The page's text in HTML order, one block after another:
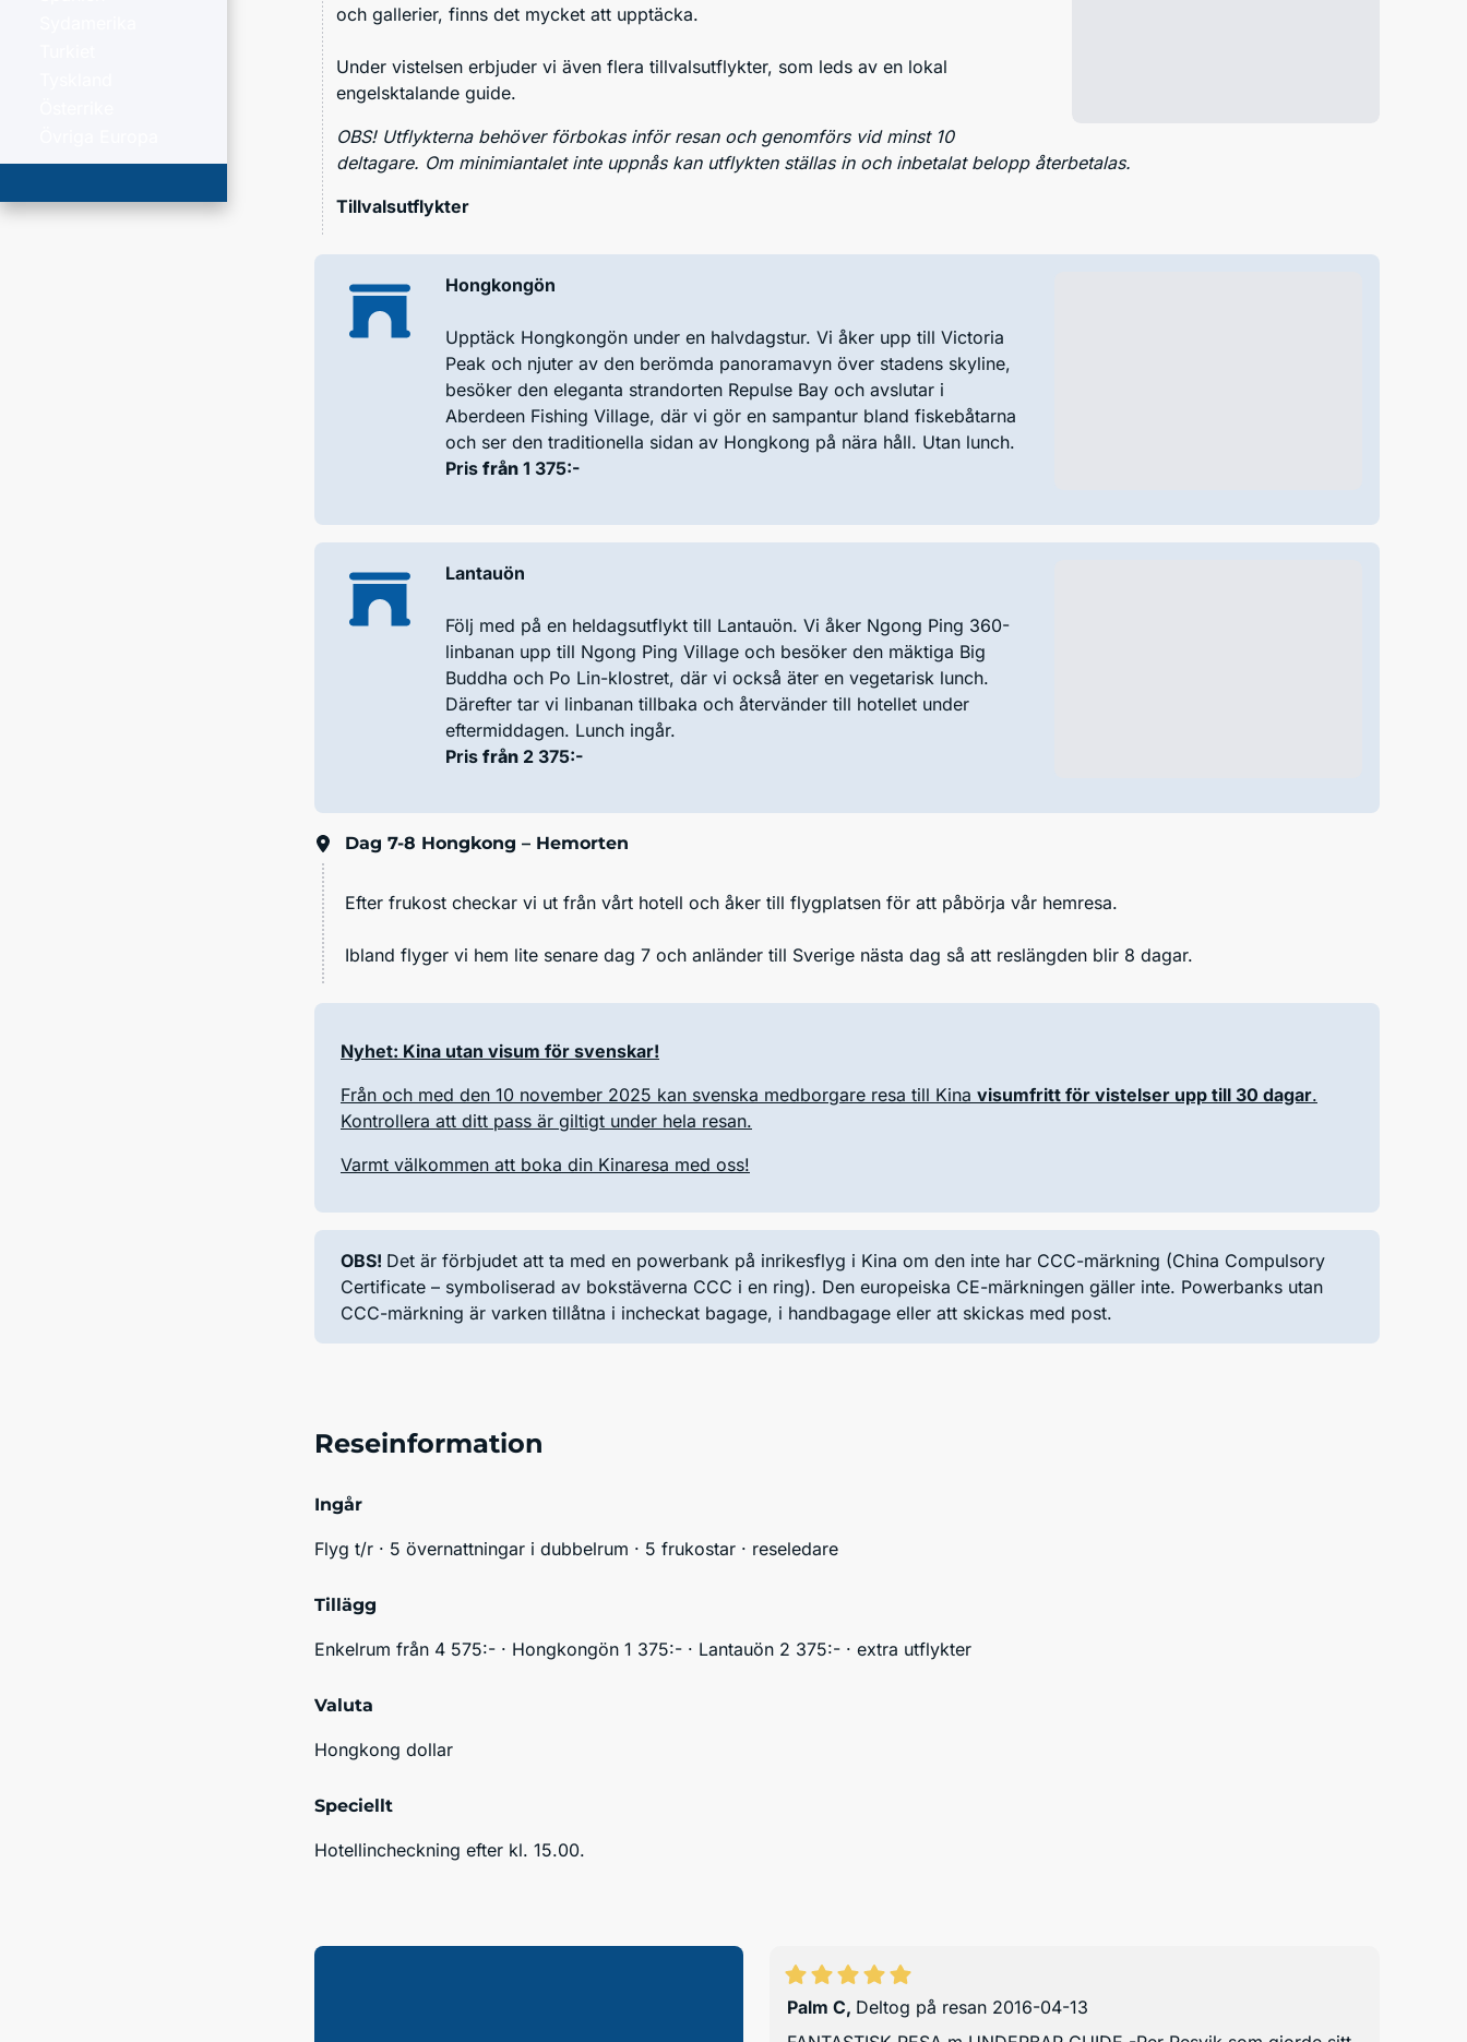
och gallerier, finns det mycket att upptäcka.
Under vistelsen erbjuder vi även flera tillvalsutflykter, som leds av en lokal
engelsktalande guide.
OBS! Utflykterna behöver förbokas inför resan och genomförs vid minst 10
deltagare. Om minimiantalet inte uppnås kan utflykten ställas in och inbetalat belopp återbetalas.
Tillvalsutflykter
Hongkongön
Upptäck Hongkongön under en halvdagstur. Vi åker upp till Victoria
Peak och njuter av den berömda panoramavyn över stadens skyline,
besöker den eleganta strandorten Repulse Bay och avslutar i
Aberdeen Fishing Village, där vi gör en sampantur bland fiskebåtarna
och ser den traditionella sidan av Hongkong på nära håll. Utan lunch.
Pris från 1 375:-
Lantauön
Följ med på en heldagsutflykt till Lantauön. Vi åker Ngong Ping 360-
linbanan upp till Ngong Ping Village och besöker den mäktiga Big
Buddha och Po Lin-klostret, där vi också äter en vegetarisk lunch.
Därefter tar vi linbanan tillbaka och återvänder till hotellet under
eftermiddagen. Lunch ingår.
Pris från 2 375:-
Dag 7-8 Hongkong – Hemorten
Efter frukost checkar vi ut från vårt hotell och åker till flygplatsen för att påbörja vår hemresa.
Ibland flyger vi hem lite senare dag 7 och anländer till Sverige nästa dag så att reslängden blir 8 dagar.
Nyhet: Kina utan visum för svenskar!
Från och med den 10 november 2025 kan svenska medborgare resa till Kina visumfritt för vistelser upp till 30 dagar.
Kontrollera att ditt pass är giltigt under hela resan.
Varmt välkommen att boka din Kinaresa med oss!
OBS! Det är förbjudet att ta med en powerbank på inrikesflyg i Kina om den inte har CCC-märkning (China Compulsory
Certificate – symboliserad av bokstäverna CCC i en ring). Den europeiska CE-märkningen gäller inte. Powerbanks utan
CCC-märkning är varken tillåtna i incheckat bagage, i handbagage eller att skickas med post.
Reseinformation
Ingår
Flyg t/r · 5 övernattningar i dubbelrum · 5 frukostar · reseledare
Tillägg
Enkelrum från 4 575:- · Hongkongön 1 375:- · Lantauön 2 375:- · extra utflykter
Valuta
Hongkong dollar
Speciellt
Hotellincheckning efter kl. 15.00.
Palm C, Deltog på resan 2016-04-13